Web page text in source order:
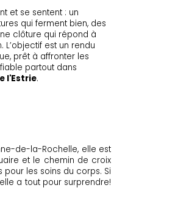
et se sentent : un
qui ferment bien, des
clôture qui répond à
est un rendu
prêt à affronter les
partout dans
l'Estrie.
de-la-Rochelle, elle est
et le chemin de croix
les soins du corps. Si
a tout pour surprendre!